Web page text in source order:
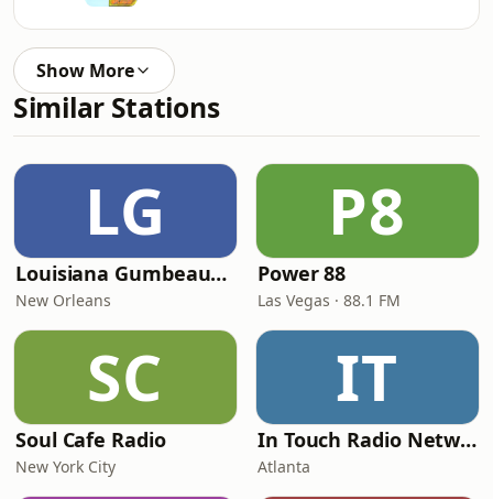
Show More
Similar Stations
LG
Louisiana Gumbeaux Radio
New Orleans
P8
Power 88
Las Vegas · 88.1 FM
SC
Soul Cafe Radio
New York City
IT
In Touch Radio Network
Atlanta